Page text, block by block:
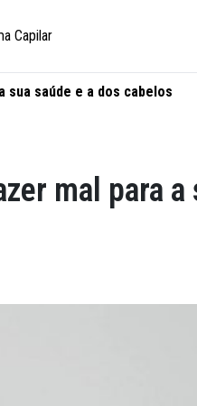
Capilar
sua saúde e a dos cabelos
mal para a